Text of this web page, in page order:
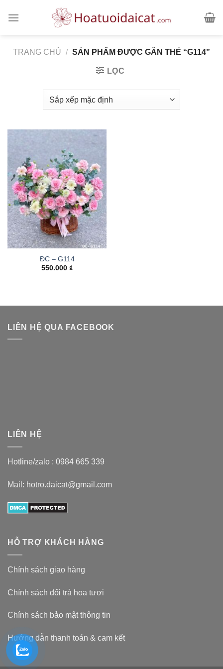
TRANG CHỦ / SẢN PHẨM ĐƯỢC GẮN THẺ “G114”
LỌC
ĐC – G114
550.000 ₫
LIÊN HỆ QUA FACEBOOK
LIÊN HỆ
Hotline/zalo : 0984 665 339
Mail: hotro.daicat@gmail.com
HỖ TRỢ KHÁCH HÀNG
Chính sách giao hàng
Chính sách đổi trả hoa tươi
Chính sách bảo mật thông tin
Hướng dẫn thanh toán & cam kết